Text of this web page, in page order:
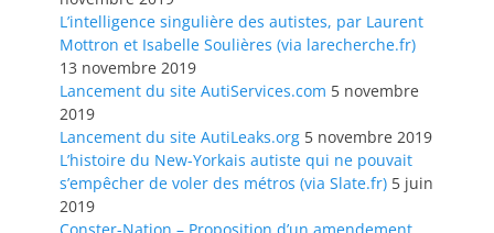
L’intelligence singulière des autistes, par Laurent
Mottron et Isabelle Soulières (via larecherche.fr)
13 novembre 2019
Lancement du site AutiServices.com 5 novembre
2019
Lancement du site AutiLeaks.org 5 novembre 2019
L’histoire du New-Yorkais autiste qui ne pouvait
s’empêcher de voler des métros (via Slate.fr) 5 juin
2019